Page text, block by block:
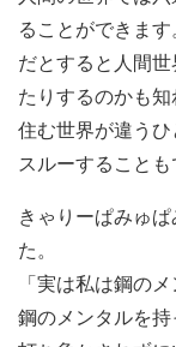
ることができます
だとすると人間
たりするのかも知
住む世界が違う
スルーすることも
きゃりーぱみゅ
た。
「実は私は鋼の
鋼のメンタルを